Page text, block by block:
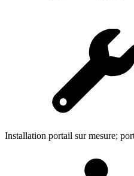
Installation portail sur mesure;